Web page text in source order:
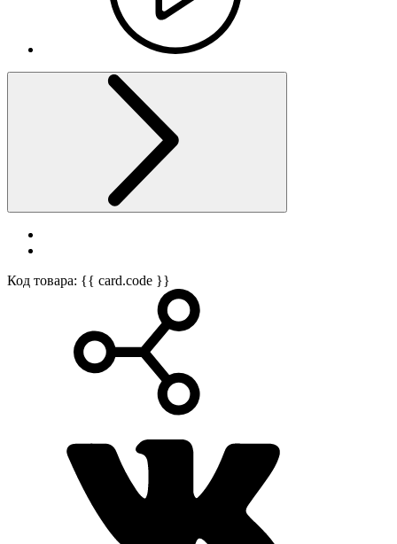
Код товара: {{ card.code }}